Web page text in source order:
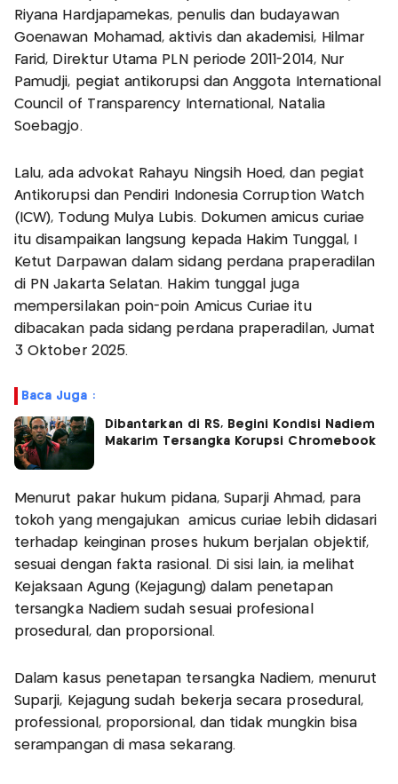
Riyana Hardjapamekas, penulis dan budayawan
Goenawan Mohamad, aktivis dan akademisi, Hilmar
Farid, Direktur Utama PLN periode 2011-2014, Nur
Pamudji, pegiat antikorupsi dan Anggota International
Council of Transparency International, Natalia
Soebagjo.
Lalu, ada advokat Rahayu Ningsih Hoed, dan pegiat
Antikorupsi dan Pendiri Indonesia Corruption Watch
(ICW), Todung Mulya Lubis. Dokumen amicus curiae
itu disampaikan langsung kepada Hakim Tunggal, I
Ketut Darpawan dalam sidang perdana praperadilan
di PN Jakarta Selatan. Hakim tunggal juga
mempersilakan poin-poin Amicus Curiae itu
dibacakan pada sidang perdana praperadilan, Jumat
3 Oktober 2025.
Baca Juga :
Dibantarkan di RS, Begini Kondisi Nadiem
Makarim Tersangka Korupsi Chromebook
Menurut pakar hukum pidana, Suparji Ahmad, para
tokoh yang mengajukan amicus curiae lebih didasari
terhadap keinginan proses hukum berjalan objektif,
sesuai dengan fakta rasional. Di sisi lain, ia melihat
Kejaksaan Agung (Kejagung) dalam penetapan
tersangka Nadiem sudah sesuai profesional
prosedural, dan proporsional.
Dalam kasus penetapan tersangka Nadiem, menurut
Suparji, Kejagung sudah bekerja secara prosedural,
professional, proporsional, dan tidak mungkin bisa
serampangan di masa sekarang.